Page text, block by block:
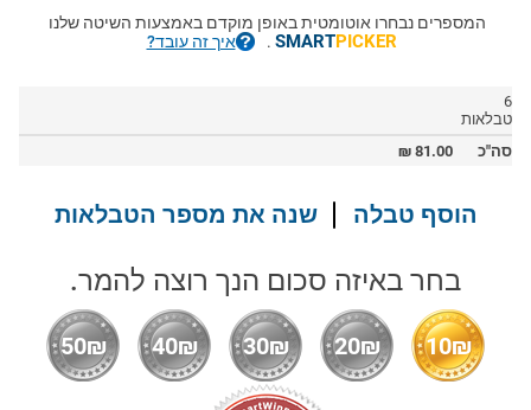
המספרים נבחרו אוטומטית באופן מוקדם באמצעות השיטה שלנו
SMARTPICKER
. איך זה עובד?
6
טבלאות
סה"כ
81.00
₪
הוסף טבלה שנה את מספר הטבלאות
בחר באיזה סכום הנך רוצה להמר.
10₪
20₪
30₪
40₪
50₪